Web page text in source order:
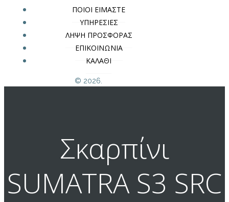
ΠΟΙΟΙ ΕΙΜΑΣΤΕ
ΥΠΗΡΕΣΙΕΣ
ΛΗΨΗ ΠΡΟΣΦΟΡΑΣ
ΕΠΙΚΟΙΝΩΝΙΑ
ΚΑΛΑΘΙ
© 2026.
Σκαρπίνι
SUMATRA S3 SRC